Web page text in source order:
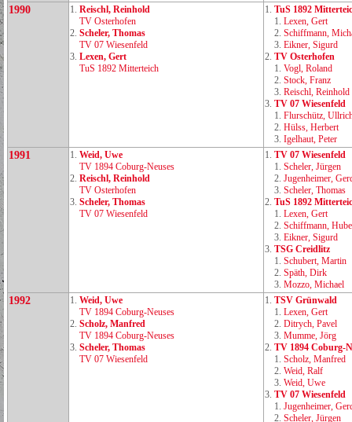
1990 1. Reischl, Reinhold
TV Osterhofen
2. Scheler, Thomas
TV 07 Wiesenfeld
3. Lexen, Gert
TuS 1892 Mitterteich
1. TuS 1892
1. Lexen, Gert
2. Schiffmann,
3. Eikner, Sigurd
2. TV Osterhofen
1. Vogl, Roland
2. Stock, Franz
3. Reischl, Reinhold
3. TV 07 Wiesenfeld
1. Flurschütz,
2. Hülss, Herbert
3. Igelhaut, Peter
1991 1. Weid, Uwe
TV 1894 Coburg‑Neuses
2. Reischl, Reinhold
TV Osterhofen
3. Scheler, Thomas
TV 07 Wiesenfeld
1. TV 07 Wiesenfeld
1. Scheler, Jürgen
2. Jugenheimer,
3. Scheler, Thomas
2. TuS 1892
1. Lexen, Gert
2. Schiffmann,
3. Eikner, Sigurd
3. TSG Creidlitz
1. Schubert, Martin
2. Späth, Dirk
3. Mozzo, Michael
1992 1. Weid, Uwe
TV 1894 Coburg‑Neuses
2. Scholz, Manfred
TV 1894 Coburg‑Neuses
3. Scheler, Thomas
TV 07 Wiesenfeld
1. TSV Grünwald
1. Lexen, Gert
2. Ditrych, Pavel
3. Mumme, Jörg
2. TV 1894
1. Scholz, Manfred
2. Weid, Ralf
3. Weid, Uwe
3. TV 07 Wiesenfeld
1. Jugenheimer,
2. Scheler, Jürgen